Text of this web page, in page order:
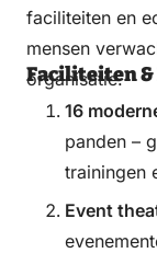
faciliteiten en
mensen
organisatie.
Faciliteiten
16
panden –
trainingen
Event